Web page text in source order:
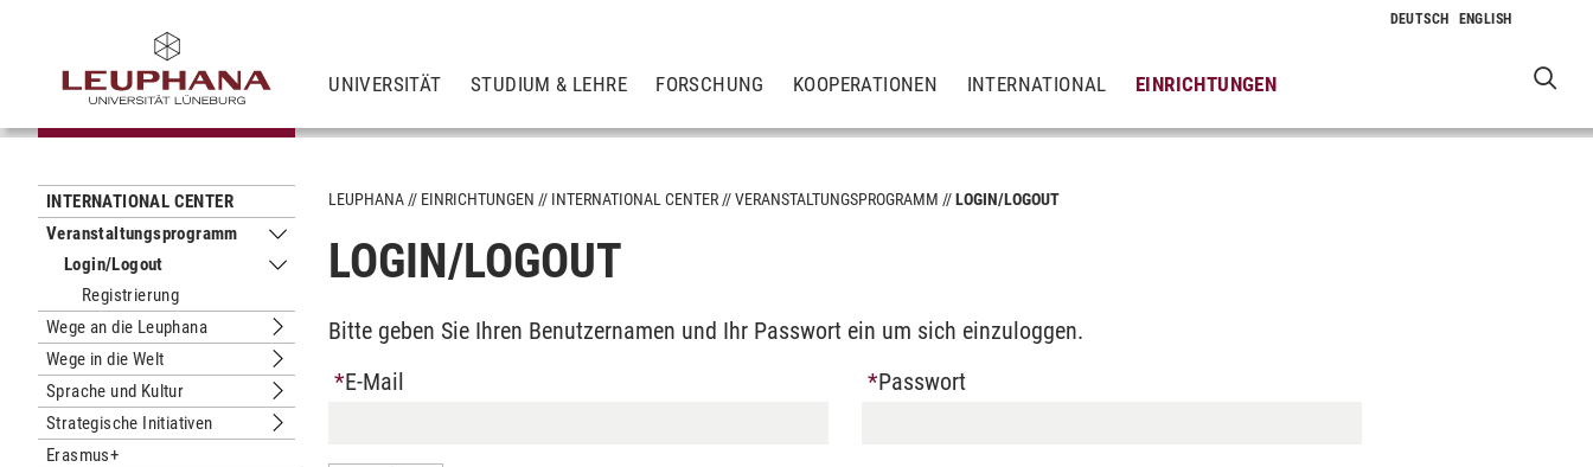
UNIVERSITÄT STUDIUM & LEHRE FORSCHUNG KOOPERATIONEN INTERNATIONAL EINRICHTUNGEN
INTERNATIONAL CENTER
Veranstaltungsprogramm
Untermenu Veranstaltungsprogramm
Login/Logout
Untermenu Login/Logout
Registrierung
Wege an die Leuphana
Untermenu Wege an die Leuphana
Wege in die Welt
Untermenu Wege in die Welt
Sprache und Kultur
Untermenu Sprache und Kultur
Strategische Initiativen
Untermenu Strategische Initiativen
Erasmus+
LEUPHANA EINRICHTUNGEN INTERNATIONAL CENTER VERANSTALTUNGSPROGRAMM LOGIN/LOGOUT
LOGIN/LOGOUT
Bitte geben Sie Ihren Benutzernamen und Ihr Passwort ein um sich einzuloggen.
E-Mail
Passwort